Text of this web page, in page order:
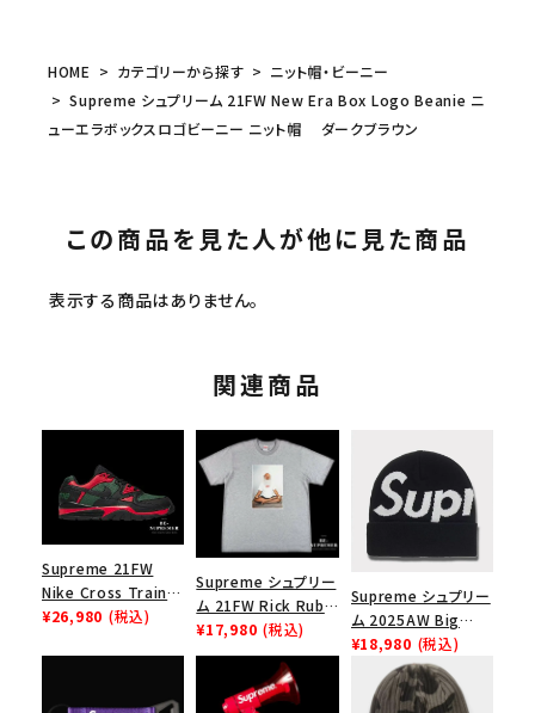
HOME カテゴリーから探す
ニット帽・ビーニー
Supreme シュプリーム 21FW New Era Box Logo Beanie ニ
ューエラボックスロゴビーニー ニット帽 ダークブラウン
この商品を見た人が他に見た商品
表示する商品はありません。
関連商品
Supreme 21FW
Nike Cross Trainer
Low ナイキクロスト
¥26,980 (税込)
Supreme シュプリー
ム 21FW Rick Rubin
Tee リックルービンT
シャツ ヘザーグレー
¥17,980 (税込)
Supreme シュプリー
ム 2025AW Big
Logo Beanie ビッグ
ロゴビーニー ブラッ
¥18,980 (税込)